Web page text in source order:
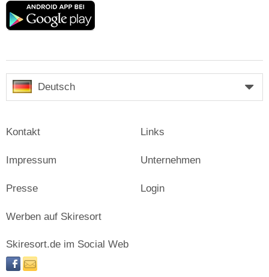
Google
Deutsch
Kontakt
Impressum
Presse
Links
Unternehmen
Login
Werben auf Skiresort
Skiresort.de im Social Web
facebooknewsletter